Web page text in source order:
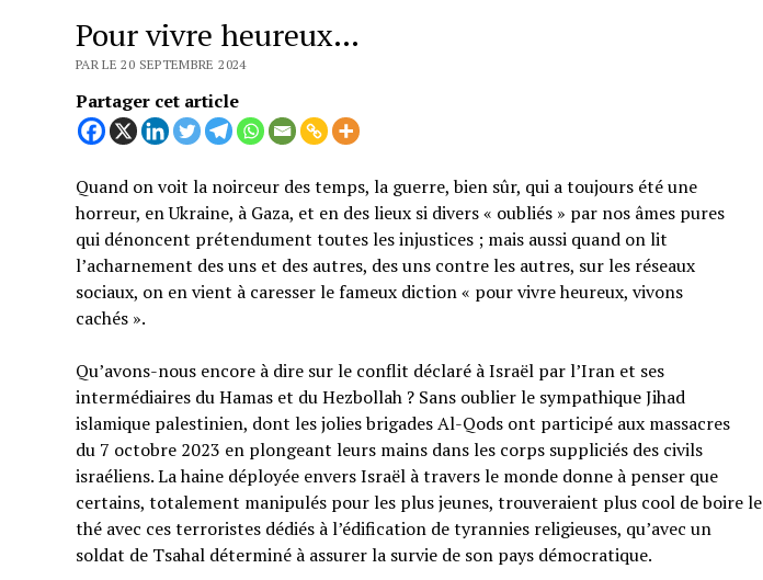
Pour vivre heureux…
PAR LE 20 SEPTEMBRE 2024
Partager cet article
Quand on voit la noirceur des temps, la guerre, bien sûr, qui a toujours été une
horreur, en Ukraine, à Gaza, et en des lieux si divers « oubliés » par nos âmes pures
qui dénoncent prétendument toutes les injustices ; mais aussi quand on lit
l’acharnement des uns et des autres, des uns contre les autres, sur les réseaux
sociaux, on en vient à caresser le fameux diction « pour vivre heureux, vivons
cachés ».
Qu’avons-nous encore à dire sur le conflit déclaré à Israël par l’Iran et ses
intermédiaires du Hamas et du Hezbollah ? Sans oublier le sympathique Jihad
islamique palestinien, dont les jolies brigades Al-Qods ont participé aux massacres
du 7 octobre 2023 en plongeant leurs mains dans les corps suppliciés des civils
israéliens. La haine déployée envers Israël à travers le monde donne à penser que
certains, totalement manipulés pour les plus jeunes, trouveraient plus cool de boire le
thé avec ces terroristes dédiés à l’édification de tyrannies religieuses, qu’avec un
soldat de Tsahal déterminé à assurer la survie de son pays démocratique.